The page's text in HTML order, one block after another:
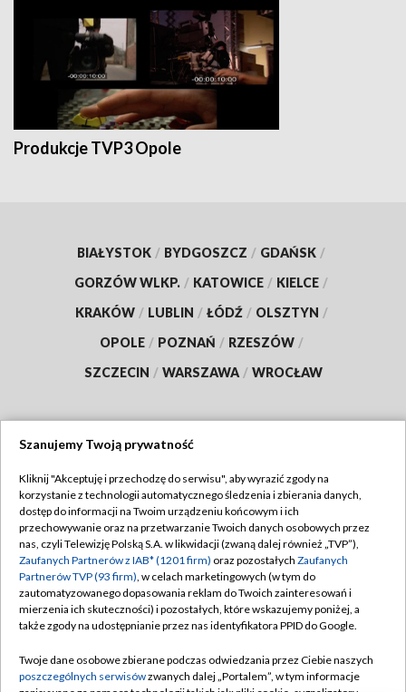
Produkcje TVP3 Opole
BIAŁYSTOK / BYDGOSZCZ / GDAŃSK /
GORZÓW WLKP. / KATOWICE / KIELCE /
KRAKÓW / LUBLIN / ŁÓDŹ / OLSZTYN /
OPOLE / POZNAŃ / RZESZÓW /
SZCZECIN / WARSZAWA / WROCŁAW
TVP
Abonament TVP
Emisja w TVP
Centrum informacji TVP
Naziemna Telewizja Cyfrowa
Rada Programowa
Regulamin TVP
Polityka prywatności
Moje zgody
Pomoc
Kontakt
Szanujemy Twoją prywatność
Kliknij "Akceptuję i przechodzę do serwisu", aby wyrazić zgody na
korzystanie z technologii automatycznego śledzenia i zbierania danych,
dostęp do informacji na Twoim urządzeniu końcowym i ich
przechowywanie oraz na przetwarzanie Twoich danych osobowych przez
nas, czyli Telewizję Polską S.A. w likwidacji (zwaną dalej również „TVP”),
Zaufanych Partnerów z IAB* (1201 firm) oraz pozostałych Zaufanych
Partnerów TVP (93 firm), w celach marketingowych (w tym do
zautomatyzowanego dopasowania reklam do Twoich zainteresowań i
mierzenia ich skuteczności) i pozostałych, które wskazujemy poniżej, a
także zgody na udostępnianie przez nas identyfikatora PPID do Google.
Twoje dane osobowe zbierane podczas odwiedzania przez Ciebie naszych
poszczególnych serwisówzwanych dalej „Portalem”, w tym informacje